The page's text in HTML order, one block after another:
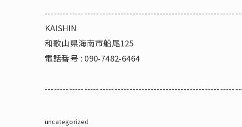
KAISHIN
和歌山県海南市船尾125
電話番号 : 090-7482-6464
uncategorized